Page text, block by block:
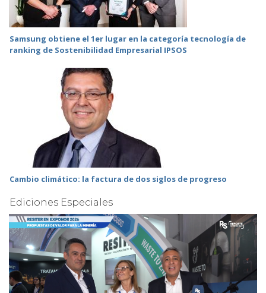
Samsung obtiene el 1er lugar en la categoría tecnología de
ranking de Sostenibilidad Empresarial IPSOS
Cambio climático: la factura de dos siglos de progreso
Ediciones Especiales